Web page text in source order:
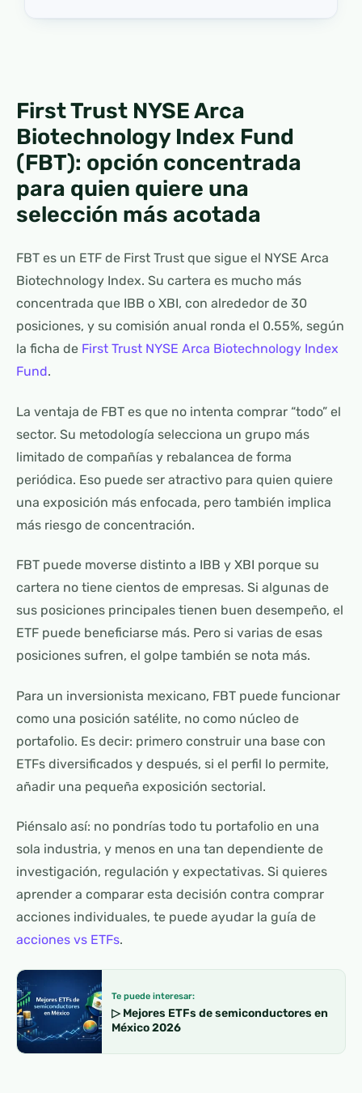
First Trust NYSE Arca
Biotechnology Index Fund
(FBT): opción concentrada
para quien quiere una
selección más acotada
FBT es un ETF de First Trust que sigue el NYSE Arca
Biotechnology Index. Su cartera es mucho más
concentrada que IBB o XBI, con alrededor de 30
posiciones, y su comisión anual ronda el 0.55%, según
la ficha de First Trust NYSE Arca Biotechnology Index
Fund.
La ventaja de FBT es que no intenta comprar “todo” el
sector. Su metodología selecciona un grupo más
limitado de compañías y rebalancea de forma
periódica. Eso puede ser atractivo para quien quiere
una exposición más enfocada, pero también implica
más riesgo de concentración.
FBT puede moverse distinto a IBB y XBI porque su
cartera no tiene cientos de empresas. Si algunas de
sus posiciones principales tienen buen desempeño, el
ETF puede beneficiarse más. Pero si varias de esas
posiciones sufren, el golpe también se nota más.
Para un inversionista mexicano, FBT puede funcionar
como una posición satélite, no como núcleo de
portafolio. Es decir: primero construir una base con
ETFs diversificados y después, si el perfil lo permite,
añadir una pequeña exposición sectorial.
Piénsalo así: no pondrías todo tu portafolio en una
sola industria, y menos en una tan dependiente de
investigación, regulación y expectativas. Si quieres
aprender a comparar esta decisión contra comprar
acciones individuales, te puede ayudar la guía de
acciones vs ETFs.
Te puede interesar:
▷ Mejores ETFs de semiconductores en
México 2026